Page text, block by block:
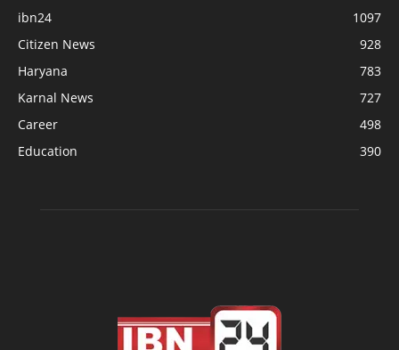
ibn24
1097
Citizen News
928
Haryana
783
Karnal News
727
Career
498
Education
390